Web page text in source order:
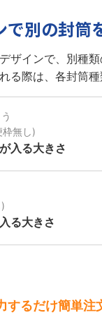
別の封筒
ザインで、別種
る際は、各封筒
枠無し)
入る大きさ
入る大きさ
るだけ簡単注